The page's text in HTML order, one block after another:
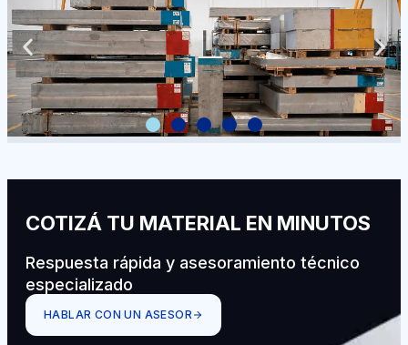
COTIZÁ TU MATERIAL EN MINUTOS
Respuesta rápida y asesoramiento técnico
especializado
HABLAR CON UN ASESOR